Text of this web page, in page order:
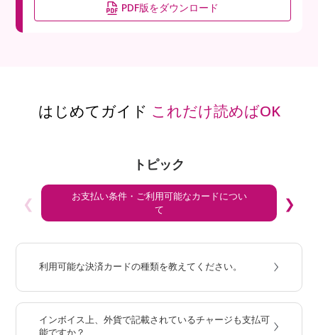
PDF版をダウンロード
はじめてガイド これだけ読めばOK
トピック
❮
お支払い条件・ご利用可能なカードについ
て
❯
利用可能な決済カードの種類を教えてください。 ›
はVISAの円貨決済用のカードのみご利用いただけます。
インボイス上、外貨で記載されているチャージも支払可 ›